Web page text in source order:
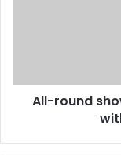
win
All-round